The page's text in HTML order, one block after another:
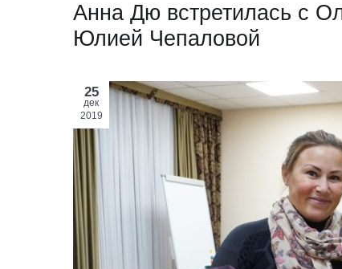
Анна Дю встретилась с
Юлией Чепаловой
25
дек
2019